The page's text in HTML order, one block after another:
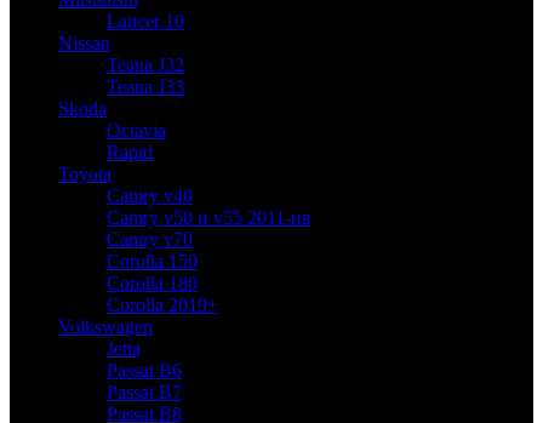
Lancer 10
Nissan
Teana J32
Teana J33
Skoda
Octavia
Rapid
Toyota
Camry v40
Camry v50 и v55 2011-нв
Camry v70
Corolla 150
Corolla 180
Corolla 2019+
Volkswagen
Jetta
Passat B6
Passat B7
Passat B8